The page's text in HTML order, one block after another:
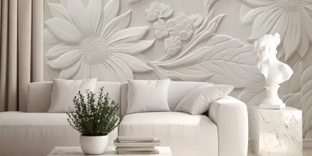
Premium
56 34.00€/m²
Vinil Premium
.00€/m²
Peel and Stick